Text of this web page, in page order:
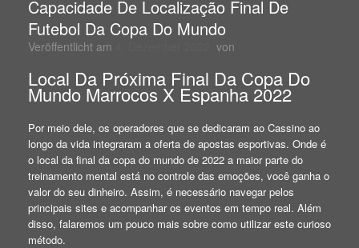
Capacidade De Localização Final De
Futebol Da Copa Do Mundo
Veröffentlicht am von
Local Da Próxima Final Da Copa Do
Mundo Marrocos X Espanha 2022
Por meio dele, os operadores que se dedicaram ao Cassino ao
longo da vida integraram a oferta de apostas esportivas. Onde é
o local da final da copa do mundo de 2022 a maior parte do
treinamento mental está no controle das emoções, você ganha o
valor do seu dinheiro. Assim, é necessário navegar pelos
principais sites e acompanhar os eventos em tempo real. Além
disso, falaremos um pouco mais sobre como utilizar este curioso
método.